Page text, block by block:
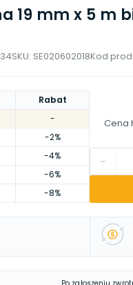
19 mm x 5 m
SKU: SE020602018Kod
Rabat
-
-2%
-4%
-6%
-8%
Cena